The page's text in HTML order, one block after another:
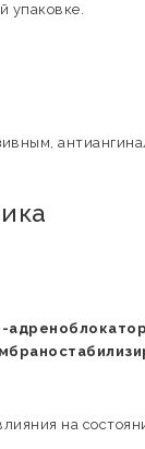
упаковке.
на